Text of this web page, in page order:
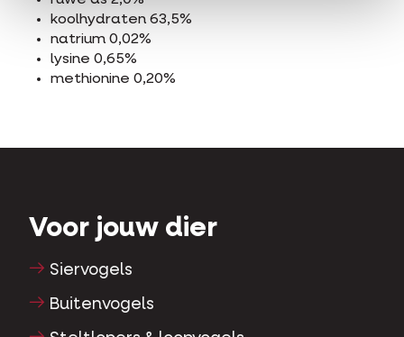
koolhydraten 63,5%
natrium 0,02%
lysine 0,65%
methionine 0,20%
Voor jouw dier
Siervogels
Buitenvogels